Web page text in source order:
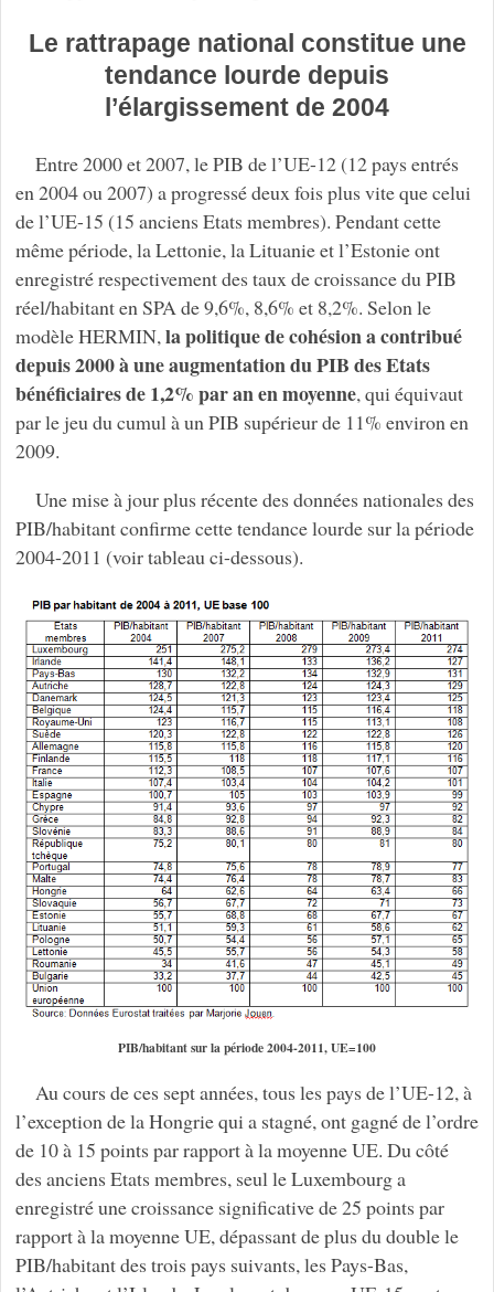
Le rattrapage national constitue une
tendance lourde depuis
l’élargissement de 2004
Entre 2000 et 2007, le PIB de l’UE-12 (12 pays entrés
en 2004 ou 2007) a progressé deux fois plus vite que celui
de l’UE-15 (15 anciens Etats membres). Pendant cette
même période, la Lettonie, la Lituanie et l’Estonie ont
enregistré respectivement des taux de croissance du PIB
réel/habitant en SPA de 9,6%, 8,6% et 8,2%. Selon le
modèle HERMIN, la politique de cohésion a contribué
depuis 2000 à une augmentation du PIB des Etats
bénéficiaires de 1,2% par an en moyenne, qui équivaut
par le jeu du cumul à un PIB supérieur de 11% environ en
2009.
Une mise à jour plus récente des données nationales des
PIB/habitant confirme cette tendance lourde sur la période
2004-2011 (voir tableau ci-dessous).
PIB/habitant sur la période 2004-2011, UE=100
Au cours de ces sept années, tous les pays de l’UE-12, à
l’exception de la Hongrie qui a stagné, ont gagné de l’ordre
de 10 à 15 points par rapport à la moyenne UE. Du côté
des anciens Etats membres, seul le Luxembourg a
enregistré une croissance significative de 25 points par
rapport à la moyenne UE, dépassant de plus du double le
PIB/habitant des trois pays suivants, les Pays-Bas,